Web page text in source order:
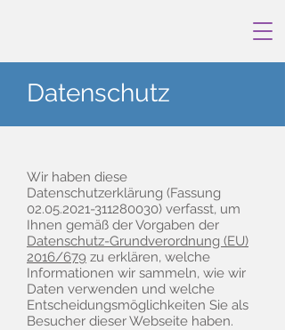
Datenschutz
Wir haben diese
Datenschutzerklärung (Fassung
02.05.2021-311280030) verfasst, um
Ihnen gemäß der Vorgaben der
Datenschutz-Grundverordnung (EU)
2016/679 zu erklären, welche
Informationen wir sammeln, wie wir
Daten verwenden und welche
Entscheidungsmöglichkeiten Sie als
Besucher dieser Webseite haben.